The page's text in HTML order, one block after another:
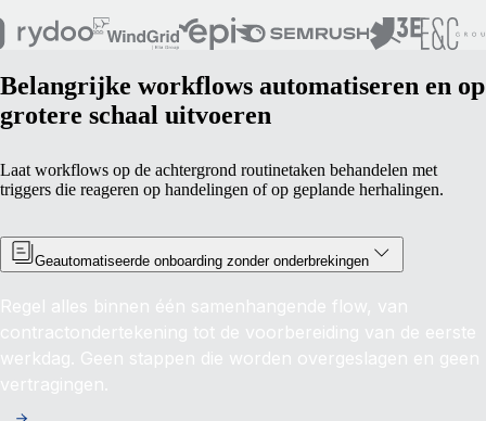
Belangrijke workflows automatiseren en op
grotere schaal uitvoeren
Laat workflows op de achtergrond routinetaken behandelen met
triggers die reageren op handelingen of op geplande herhalingen.
Geautomatiseerde onboarding zonder onderbrekingen
Regel alles binnen één samenhangende flow, van
contractondertekening tot de voorbereiding van de eerste
werkdag. Geen stappen die worden overgeslagen en geen
vertragingen.